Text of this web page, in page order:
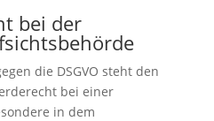
bei der
die DSGVO steht den
bei einer
in dem